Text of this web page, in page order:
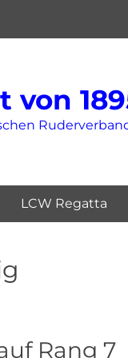
LCW Regatta
Rang 7